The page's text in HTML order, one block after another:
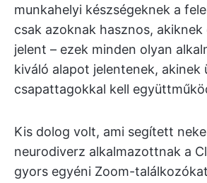
munkahelyi készségeknek a
csak azoknak hasznos,
jelent – ezek minden olyan
kiváló alapot jelentenek, akinek
csapattagokkal kell
Kis dolog volt, ami segített
neurodiverz alkalmazottnak a
gyors egyéni Zoom-